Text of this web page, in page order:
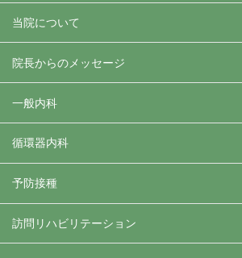
当院について
院長からのメッセージ
一般内科
循環器内科
予防接種
訪問リハビリテーション